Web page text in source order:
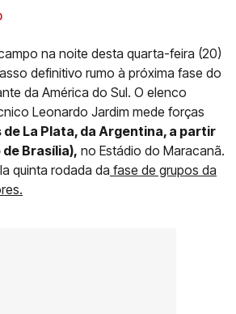
na noite desta quarta-feira (20)
definitivo rumo à próxima fase do
da América do Sul. O elenco
Leonardo Jardim mede forças
La Plata, da Argentina, a partir
Brasília), no Estádio do Maracanã.
quinta rodada da fase de grupos da